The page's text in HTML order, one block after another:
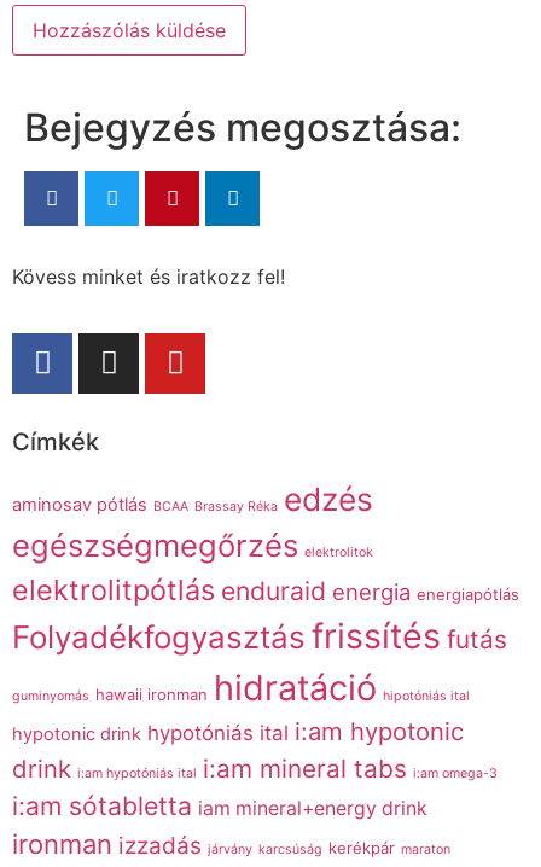
Bejegyzés megosztása:
Kövess minket és iratkozz fel!
Címkék
aminosav pótlás BCAA Brassay Réka edzés
egészségmegőrzés elektrolitok
elektrolitpótlás enduraid energia energiapótlás
Folyadékfogyasztásfrissítés futás
guminyomás hawaii ironman hidratáció hipotóniás ital
hypotonic drink hypotóniás ital i:am hypotonic
drink i:am hypotóniás ital i:am mineral tabs i:am omega-3
i:am sótabletta iam mineral+energy drink
ironman izzadás járvány karcsúság kerékpár maraton